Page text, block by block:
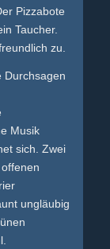
Pizzabote
Taucher.
zu.
Durchsagen
Musik
sich. Zwei
ungläubig